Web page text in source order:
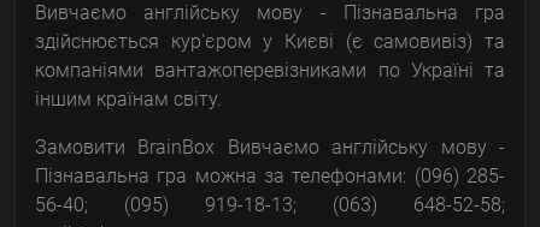
Вивчаємо англійську мову - Пізнавальна гра
здійснюється кур'єром у Києві (є самовивіз) та
компаніями вантажоперевізниками по Україні та
іншим країнам світу.
Замовити BrainBox Вивчаємо англійську мову -
Пізнавальна гра можна за телефонами: (096) 285-
56-40; (095) 919-18-13; (063) 648-52-58;